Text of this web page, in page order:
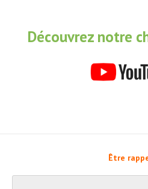
Découvrez notre
Être